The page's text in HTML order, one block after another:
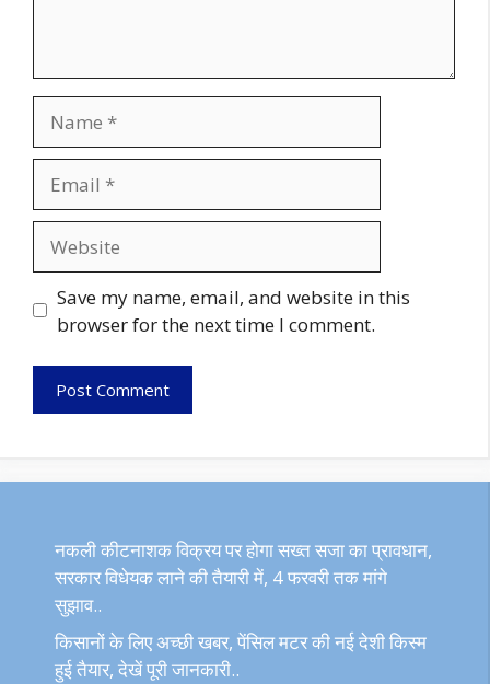
Save my name, email, and website in this
browser for the next time I comment.
नकली कीटनाशक विक्रय पर होगा सख्त सजा का प्रावधान,
सरकार विधेयक लाने की तैयारी में, 4 फरवरी तक मांगे
सुझाव..
किसानों के लिए अच्छी खबर, पेंसिल मटर की नई देशी किस्म
हुई तैयार, देखें पूरी जानकारी..